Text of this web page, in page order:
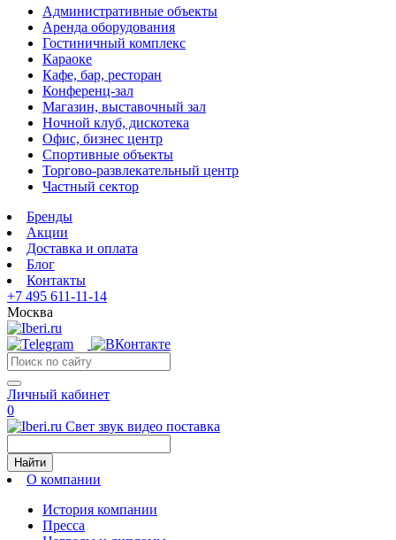
Административные объекты
Аренда оборудования
Гостиничный комплекс
Караоке
Кафе, бар, ресторан
Конференц-зал
Магазин, выставочный зал
Ночной клуб, дискотека
Офис, бизнес центр
Спортивные объекты
Торгово-развлекательный центр
Частный сектор
Бренды
Акции
Доставка и оплата
Блог
Контакты
+7 495 611-11-14
Москва
Личный кабинет
0
Свет звук видео поставка
Найти
О компании
История компании
Пресса